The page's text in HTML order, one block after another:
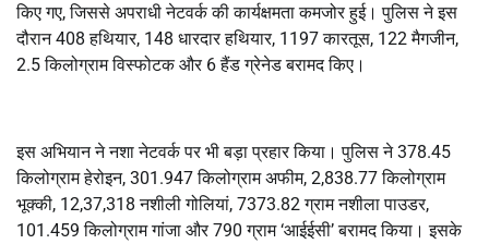
किए गए, जिससे अपराधी नेटवर्क की कार्यक्षमता कमजोर हुई। पुलिस ने इस
दौरान 408 हथियार, 148 धारदार हथियार, 1197 कारतूस, 122 मैगजीन,
2.5 किलोग्राम विस्फोटक और 6 हैंड ग्रेनेड बरामद किए।
इस अभियान ने नशा नेटवर्क पर भी बड़ा प्रहार किया। पुलिस ने 378.45
किलोग्राम हेरोइन, 301.947 किलोग्राम अफीम, 2,838.77 किलोग्राम
भूक्की, 12,37,318 नशीली गोलियां, 7373.82 ग्राम नशीला पाउडर,
101.459 किलोग्राम गांजा और 790 ग्राम ‘आईईसी’ बरामद किया। इसके